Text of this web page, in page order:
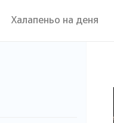
Халапеньо на деня